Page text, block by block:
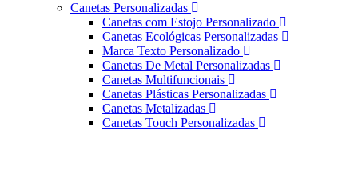
Canetas Personalizadas
Canetas com Estojo Personalizado
Canetas Ecológicas Personalizadas
Marca Texto Personalizado
Canetas De Metal Personalizadas
Canetas Multifuncionais
Canetas Plásticas Personalizadas
Canetas Metalizadas
Canetas Touch Personalizadas